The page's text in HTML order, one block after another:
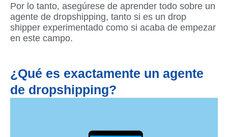
Por lo tanto, asegúrese de aprender todo sobre un
agente de dropshipping, tanto si es un drop
shipper experimentado como si acaba de empezar
en este campo.
¿Qué es exactamente un agente
de dropshipping?